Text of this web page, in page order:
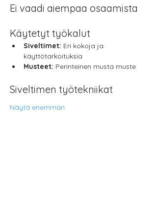
Ei vaadi aiempaa osaamista
Käytetyt työkalut
Siveltimet: Eri kokoja ja
käyttötarkoituksia
Musteet: Perinteinen musta muste
Siveltimen työtekniikat
Näytä enemmän